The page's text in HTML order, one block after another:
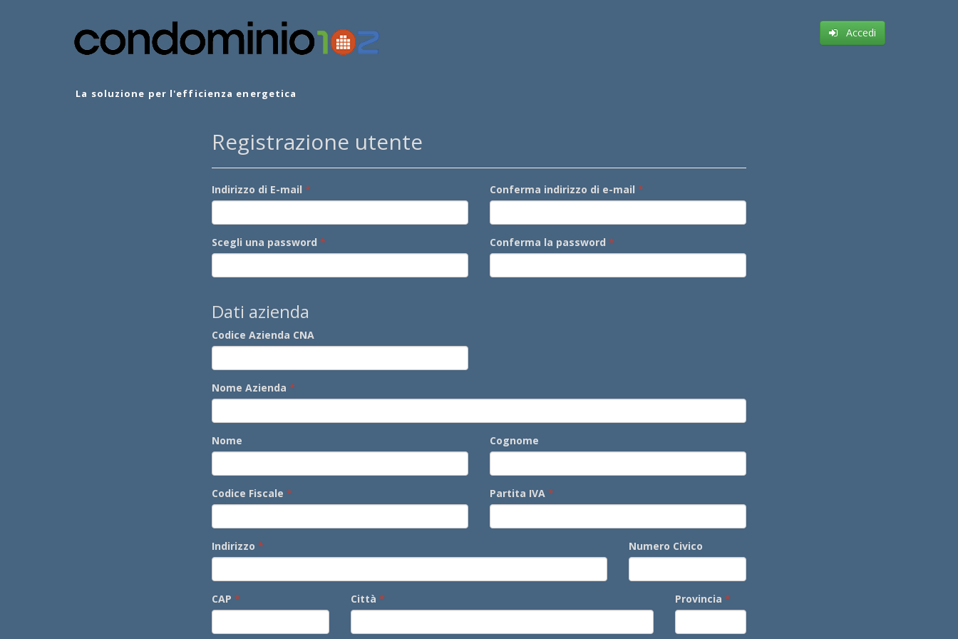
La soluzione per l'efficienza energetica
Accedi
Registrazione utente
Indirizzo di E-mail Conferma indirizzo di e-mail
Scegli una password Conferma la password
Dati azienda
Codice Azienda CNA
Nome Azienda
Nome Cognome
Codice Fiscale Partita IVA
Indirizzo Numero Civico
CAP Città Provincia